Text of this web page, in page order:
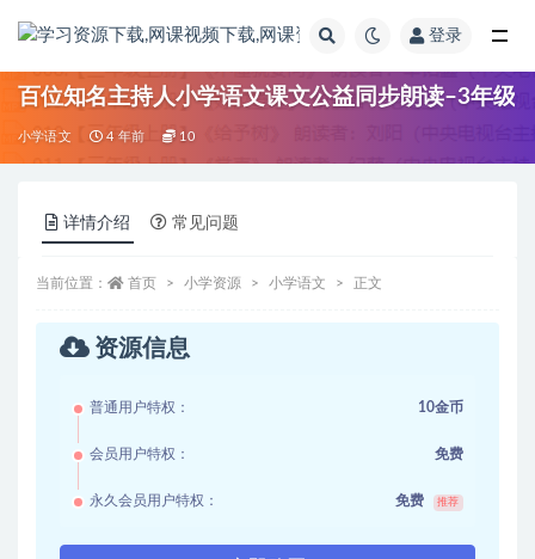
登录
百位知名主持人小学语文课文公益同步朗读–3年级
小学语文 4 年前 10
详情介绍 常见问题
当前位置： 首页 小学资源 小学语文 正文
资源信息
普通用户特权： 10金币
会员用户特权： 免费
永久会员用户特权： 免费 推荐